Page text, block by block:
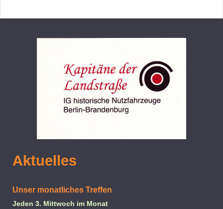
Aktuelles
Unser monatliches Treffen
Jeden 3. Mittwoch im Monat